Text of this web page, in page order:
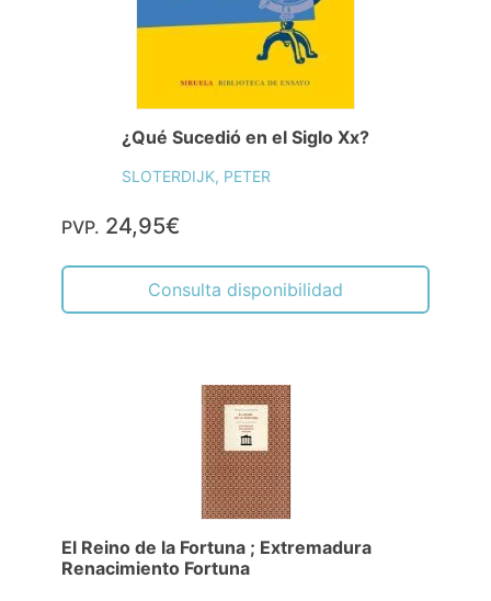
¿Qué Sucedió en el Siglo Xx?
SLOTERDIJK, PETER
PVP. 24,95€
Consulta disponibilidad
El Reino de la Fortuna ; Extremadura
Renacimiento Fortuna